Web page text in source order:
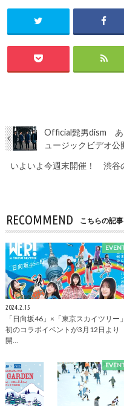
Official髭男dism あ
ュージックビデオ公
いよいよ今週末開催！ 渋谷
RECOMMEND こちらの記事
2024.2.15
「日向坂46」×「東京スカイツリー」
初のコラボイベントが3月12日より
開…